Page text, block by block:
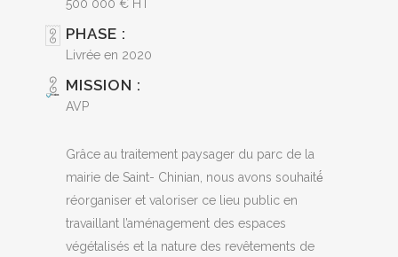
500 000 € HT
PHASE :
Livrée en 2020
MISSION :
AVP
Grâce au traitement paysager du parc de la
mairie de Saint- Chinian, nous avons souhaité́
réorganiser et valoriser ce lieu public en
travaillant l’aménagement des espaces
végétalisés et la nature des revêtements de